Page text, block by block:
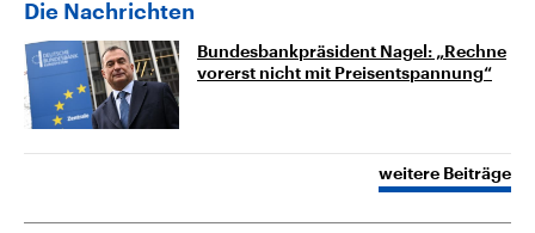
Die Nachrichten
Bundesbankpräsident Nagel: „Rechne
vorerst nicht mit Preisentspannung“
weitere Beiträge